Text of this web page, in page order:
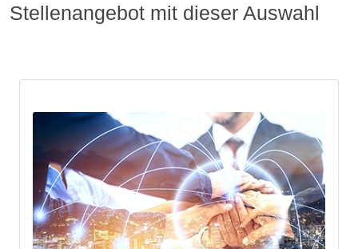
Stellenangebot mit dieser Auswahl